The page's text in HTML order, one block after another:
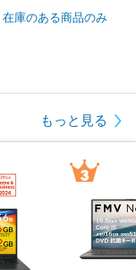
在庫のある商品のみ
もっと見る